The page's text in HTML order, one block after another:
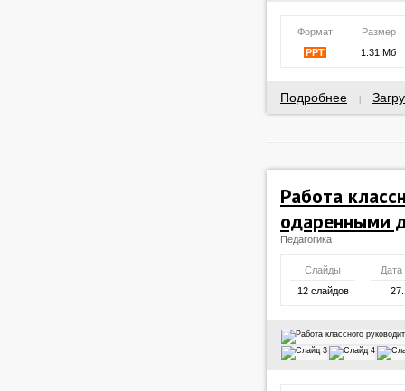
Формат
Размер
PPT
1.31 Мб
Подробнее
Работа
одаренными
Педагогика
Слайды
Дата
12 слайдов